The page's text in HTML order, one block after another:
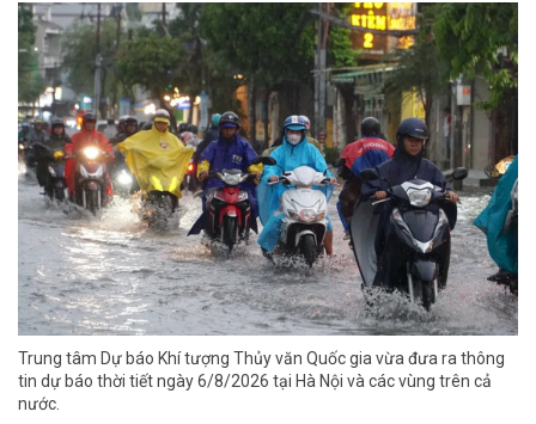
Trung tâm Dự báo Khí tượng Thủy văn Quốc gia vừa đưa ra thông
tin dự báo thời tiết ngày 6/8/2026 tại Hà Nội và các vùng trên cả
nước.